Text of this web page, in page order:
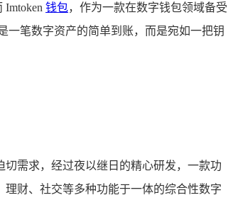
钱包，作为一款在数字钱包领域备受
一笔数字资产的简单到账，而是宛如一把钥
需求，经过夜以继日的精心研发，一款功
财、社交等多种功能于一体的综合性数字